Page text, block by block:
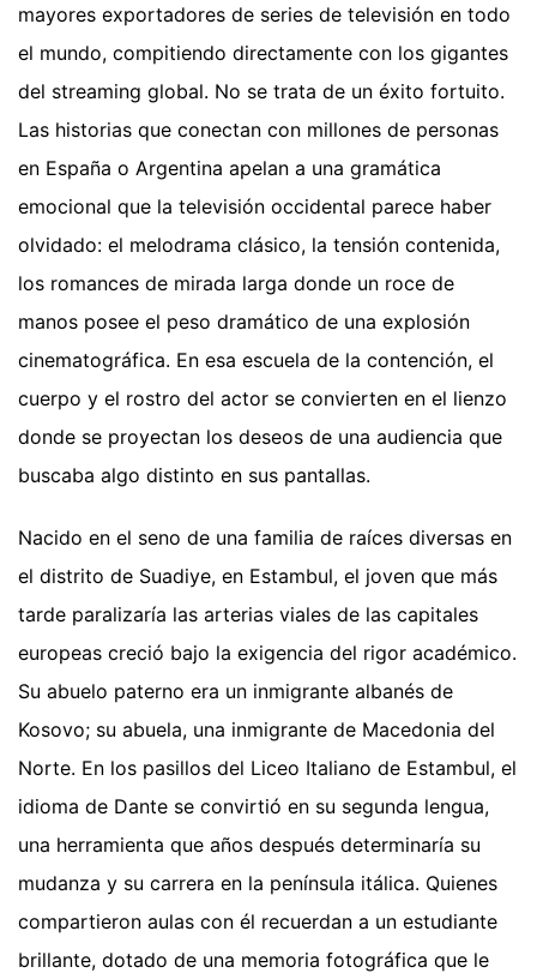
mayores exportadores de series de televisión en todo
el mundo, compitiendo directamente con los gigantes
del streaming global. No se trata de un éxito fortuito.
Las historias que conectan con millones de personas
en España o Argentina apelan a una gramática
emocional que la televisión occidental parece haber
olvidado: el melodrama clásico, la tensión contenida,
los romances de mirada larga donde un roce de
manos posee el peso dramático de una explosión
cinematográfica. En esa escuela de la contención, el
cuerpo y el rostro del actor se convierten en el lienzo
donde se proyectan los deseos de una audiencia que
buscaba algo distinto en sus pantallas.
Nacido en el seno de una familia de raíces diversas en
el distrito de Suadiye, en Estambul, el joven que más
tarde paralizaría las arterias viales de las capitales
europeas creció bajo la exigencia del rigor académico.
Su abuelo paterno era un inmigrante albanés de
Kosovo; su abuela, una inmigrante de Macedonia del
Norte. En los pasillos del Liceo Italiano de Estambul, el
idioma de Dante se convirtió en su segunda lengua,
una herramienta que años después determinaría su
mudanza y su carrera en la península itálica. Quienes
compartieron aulas con él recuerdan a un estudiante
brillante, dotado de una memoria fotográfica que le